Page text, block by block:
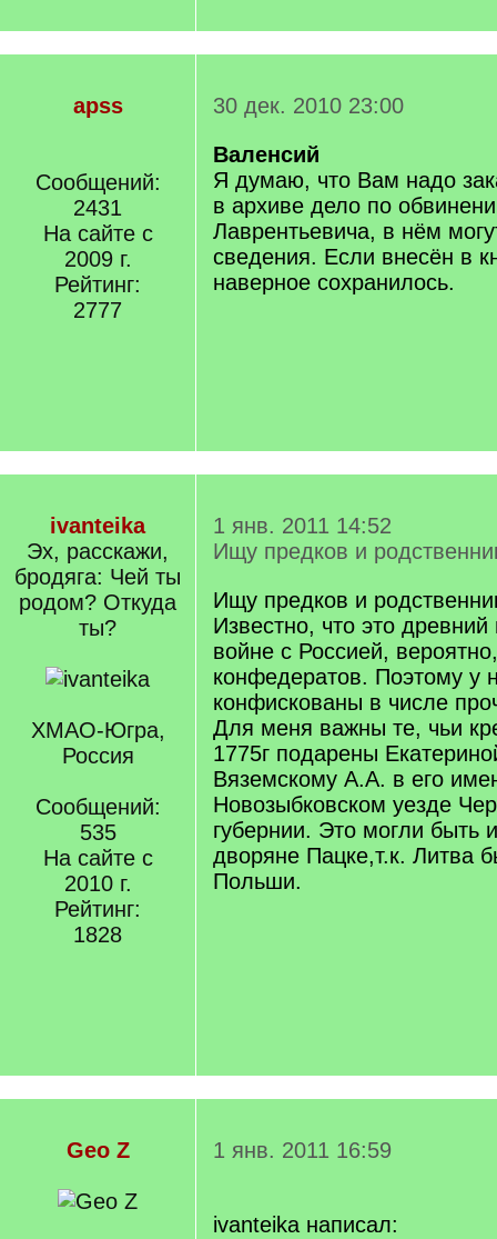
apss
Сообщений:
2431
На сайте с
2009 г.
Рейтинг:
2777
30 дек. 2010 23:00
Валенсий
Я думаю, что Вам надо
в архиве дело по
Лаврентьевича, в нём
сведения. Если внесён в
наверное сохранилось.
ivanteika
Эх, расскажи,
бродяга: Чей ты
родом? Откуда
ты?
ХМАО-Югра,
Россия
Сообщений:
535
На сайте с
2010 г.
Рейтинг:
1828
1 янв. 2011 14:52
Ищу предков и
Ищу предков и
Известно, что это
войне с Россией,
конфедератов. Поэтому у
конфискованы в числе
Для меня важны те, чьи
1775г подарены
Вяземскому А.А. в его
Новозыбковском уезде
губернии. Это могли быть
дворяне Пацке,т.к. Литва
Польши.
Geo Z 1 янв. 2011 16:59
ivanteika написал: